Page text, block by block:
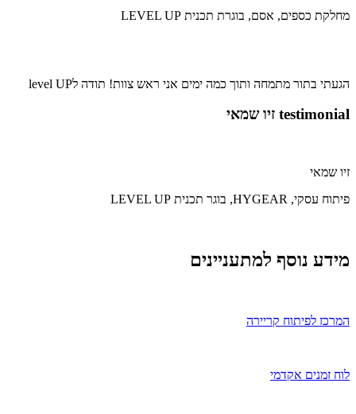
מחלקת כספים, אסם, בוגרת תכנית LEVEL UP
הגעתי בתור מתמחה ותוך כמה ימים אני ראש צוות! תודה לlevel UP
testimonial זיו שמאי
זיו שמאי
פיתוח עסקי, HYGEAR, בוגר תכנית LEVEL UP
מידע נוסף למתעניינים
המרכז לפיתוח קריירה
לוח זמנים אקדמי